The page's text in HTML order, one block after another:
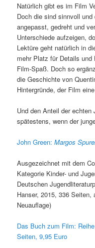
Natürlich gibt es im Film
Doch die sind sinnvoll
angepasst, gedreht und
Unterschiede aufzeigen,
Lektüre geht natürlich in
mehr Platz für Details
Film-Spaß. Doch so
die Geschichte von
Hintergründe, der Film
Und den Anteil der
spätestens, wenn der
John Green:Margos
Ausgezeichnet mit dem
Kategorie Kinder- und
Deutschen
Hanser, 2015, 336 Seiten,
Neuauflage)
Das Buch zum Film:
Seiten, 9,95 Euro